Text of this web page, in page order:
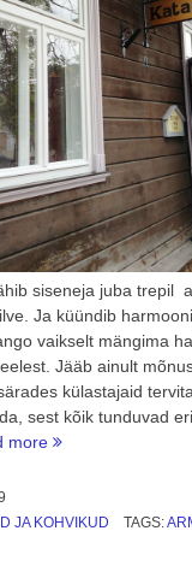
siseneja juba trepil
Ja küündib
vaikselt mängima
Jääb ainult
külastajaid
sest kõik tunduvad
more “Katariina
koht,
JA KOHVIKUD TAGS: